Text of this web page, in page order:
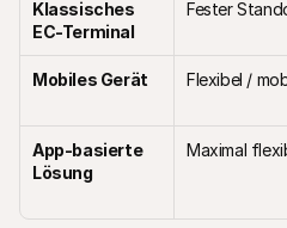
Klassisches
EC-Terminal
Fester
Mobiles Gerät Flexibel /
App-basierte
Lösung
Maximal